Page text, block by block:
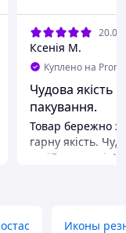
Ксенія М.
Куплено на
Чудова якість
пакування.
Товар бережно
гарну якість.
своїй вартості.
просячиИконы